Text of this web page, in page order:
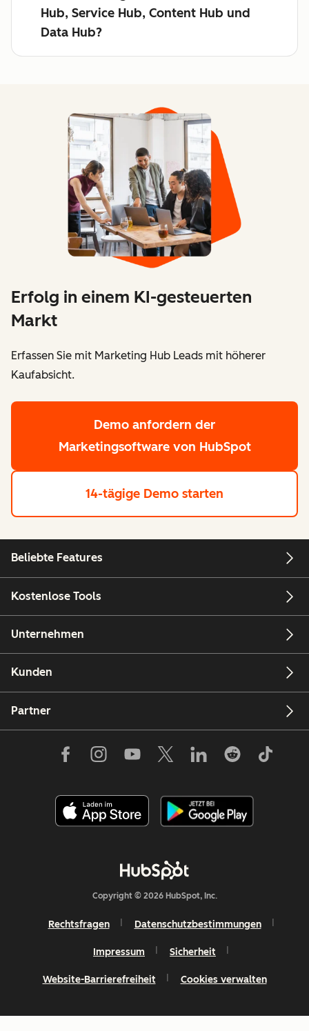
Hub, Service Hub, Content Hub und
Data Hub?
Erfolg in einem KI-gesteuerten
Markt
Erfassen Sie mit Marketing Hub Leads mit höherer
Kaufabsicht.
Demo anfordern der
Marketingsoftware von HubSpot
14-tägige Demo starten
Beliebte Features
Kostenlose Tools
Unternehmen
Kunden
Partner
Copyright © 2026 HubSpot, Inc.
Rechtsfragen Datenschutzbestimmungen
Impressum Sicherheit
Website-Barrierefreiheit Cookies verwalten